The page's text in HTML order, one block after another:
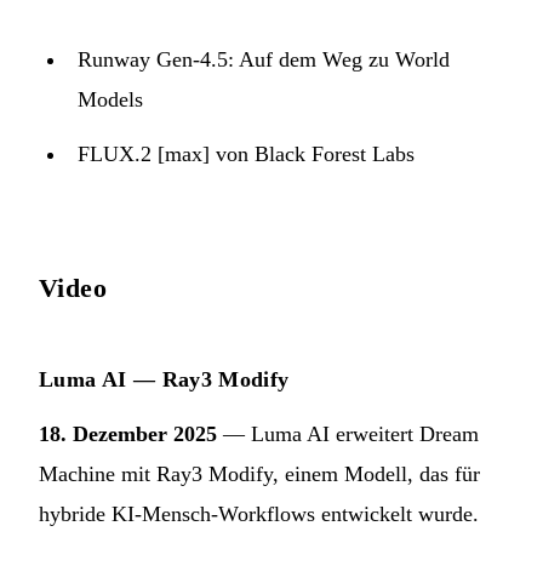
Runway Gen-4.5: Auf dem Weg zu World
Models
FLUX.2 [max] von Black Forest Labs
Video
Luma AI — Ray3 Modify
18. Dezember 2025 — Luma AI erweitert Dream
Machine mit Ray3 Modify, einem Modell, das für
hybride KI-Mensch-Workflows entwickelt wurde.